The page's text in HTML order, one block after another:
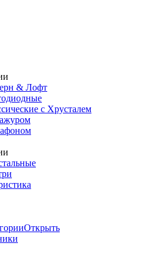
& Лофт
с Хрусталем
Открыть